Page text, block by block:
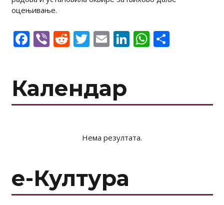
оцењивање.
Facebook
ViberReddit
Twitter
EmailLinkedInShare
Календар
Нема резултата.
е-Култура